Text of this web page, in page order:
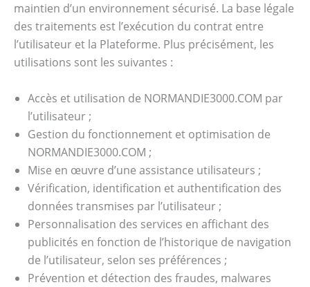
maintien d’un environnement sécurisé. La base légale
des traitements est l’exécution du contrat entre
l’utilisateur et la Plateforme. Plus précisément, les
utilisations sont les suivantes :
Accès et utilisation de NORMANDIE3000.COM par
l’utilisateur ;
Gestion du fonctionnement et optimisation de
NORMANDIE3000.COM ;
Mise en œuvre d’une assistance utilisateurs ;
Vérification, identification et authentification des
données transmises par l’utilisateur ;
Personnalisation des services en affichant des
publicités en fonction de l’historique de navigation
de l’utilisateur, selon ses préférences ;
Prévention et détection des fraudes, malwares